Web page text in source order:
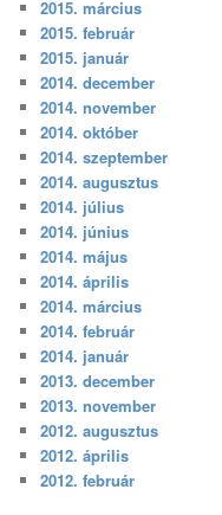
2015. március
2015. február
2015. január
2014. december
2014. november
2014. október
2014. szeptember
2014. augusztus
2014. július
2014. június
2014. május
2014. április
2014. március
2014. február
2014. január
2013. december
2013. november
2012. augusztus
2012. április
2012. február